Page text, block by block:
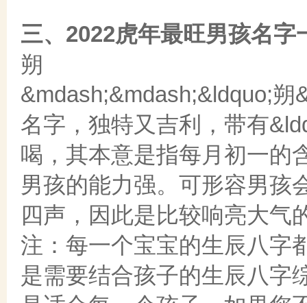
三、2022虎年最旺男孩名字
朔
&mdash;&mdash;&ldquo;
名字，独特又吉利，带有
喝，其本意是指每月初一的
男孩的能力强。可形容男孩
四声，因此是比较响亮大气
注：每一个宝宝的生辰八字
是需要结合孩子的生辰八字